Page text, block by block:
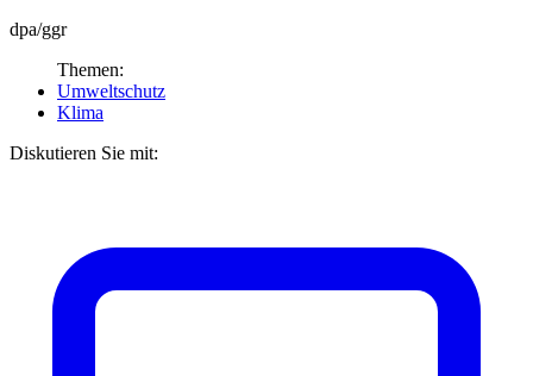
dpa/ggr
Themen:
Umweltschutz
Klima
Diskutieren Sie mit: